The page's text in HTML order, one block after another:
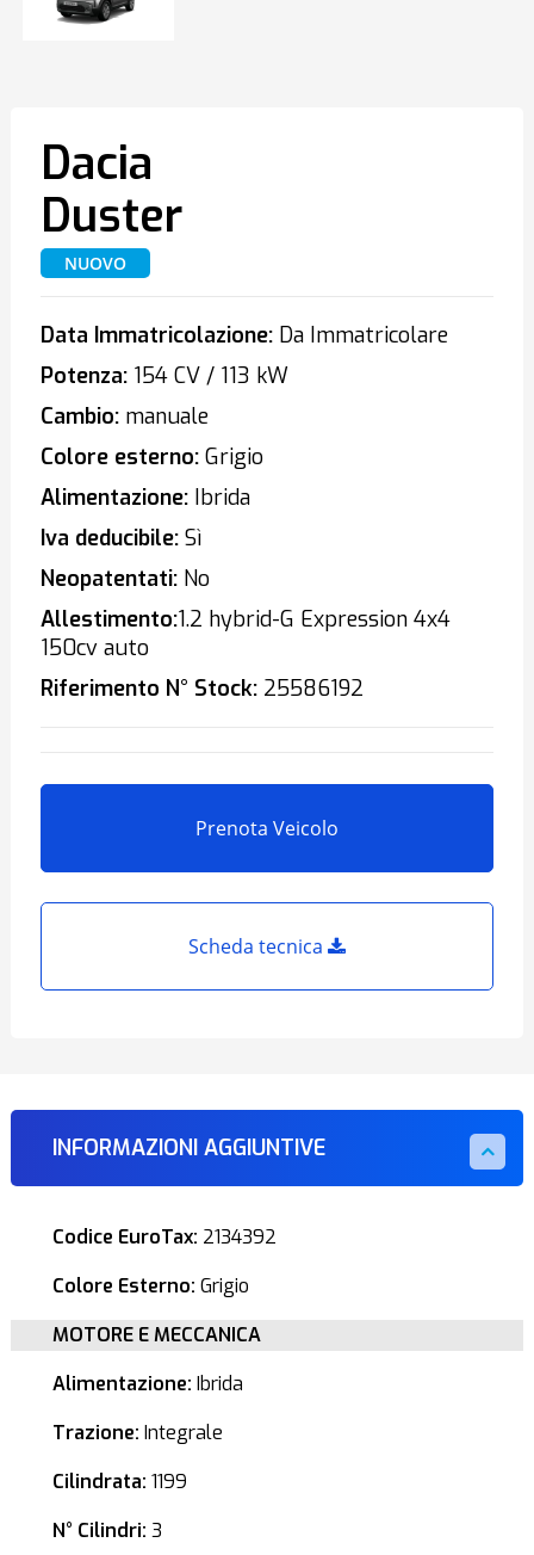
Dacia
Duster
NUOVO
Data Immatricolazione:Da Immatricolare
Potenza:154 CV / 113 kW
Cambio:manuale
Colore esterno:Grigio
Alimentazione:Ibrida
Iva deducibile:Sì
Neopatentati:No
Allestimento:1.2 hybrid-G Expression 4x4
150cv auto
Riferimento N° Stock:25586192
Prenota Veicolo
Scheda tecnica
INFORMAZIONI AGGIUNTIVE
Codice EuroTax: 2134392
Colore Esterno: Grigio
MOTORE E MECCANICA
Alimentazione: Ibrida
Trazione: Integrale
Cilindrata: 1199
N° Cilindri: 3